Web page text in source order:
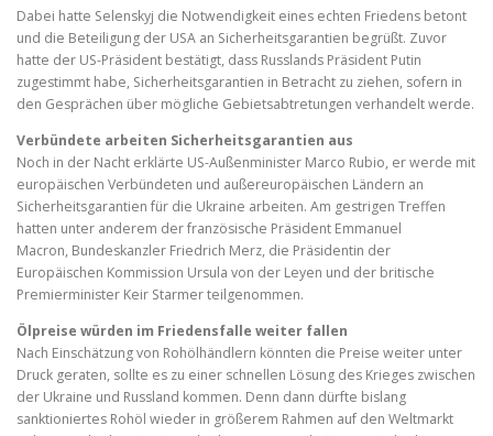
Dabei hatte Selenskyj die Notwendigkeit eines echten Friedens betont
und die Beteiligung der USA an Sicherheitsgarantien begrüßt. Zuvor
hatte der US-Präsident bestätigt, dass Russlands Präsident Putin
zugestimmt habe, Sicherheitsgarantien in Betracht zu ziehen, sofern in
den Gesprächen über mögliche Gebietsabtretungen verhandelt werde.
Verbündete arbeiten Sicherheitsgarantien aus
Noch in der Nacht erklärte US-Außenminister Marco Rubio, er werde mit
europäischen Verbündeten und außereuropäischen Ländern an
Sicherheitsgarantien für die Ukraine arbeiten. Am gestrigen Treffen
hatten unter anderem der französische Präsident Emmanuel
Macron, Bundeskanzler Friedrich Merz, die Präsidentin der
Europäischen Kommission Ursula von der Leyen und der britische
Premierminister Keir Starmerteilgenommen.
Ölpreise würden im Friedensfalle weiter fallen
Nach Einschätzung von Rohölhändlern könnten die Preise weiter unter
Druck geraten, sollte es zu einer schnellen Lösung des Krieges zwischen
der Ukraine und Russland kommen. Denn dann dürfte bislang
sanktioniertes Rohöl wieder in größerem Rahmen auf den Weltmarkt